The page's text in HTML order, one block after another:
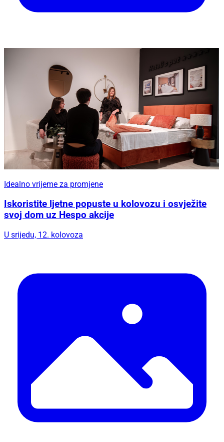
Idealno vrijeme za promjene
Iskoristite ljetne popuste u kolovozu i osvježite
svoj dom uz Hespo akcije
U srijedu, 12. kolovoza